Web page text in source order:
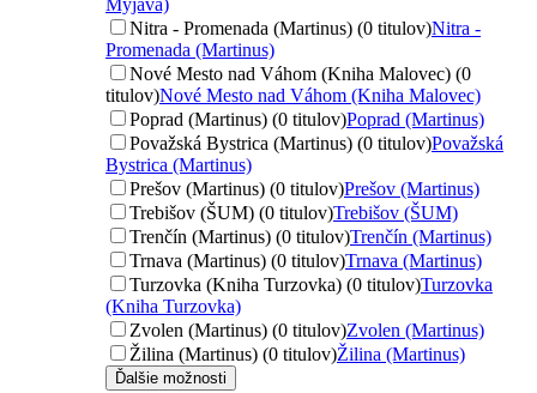
Myjava)
Nitra - Promenada (Martinus) (0 titulov)Nitra -
Promenada (Martinus)
Nové Mesto nad Váhom (Kniha Malovec) (0
titulov)Nové Mesto nad Váhom (Kniha Malovec)
Poprad (Martinus) (0 titulov)Poprad (Martinus)
Považská Bystrica (Martinus) (0 titulov)Považská
Bystrica (Martinus)
Prešov (Martinus) (0 titulov)Prešov (Martinus)
Trebišov (ŠUM) (0 titulov)Trebišov (ŠUM)
Trenčín (Martinus) (0 titulov)Trenčín (Martinus)
Trnava (Martinus) (0 titulov)Trnava (Martinus)
Turzovka (Kniha Turzovka) (0 titulov)Turzovka
(Kniha Turzovka)
Zvolen (Martinus) (0 titulov)Zvolen (Martinus)
Žilina (Martinus) (0 titulov)Žilina (Martinus)
Ďalšie možnosti